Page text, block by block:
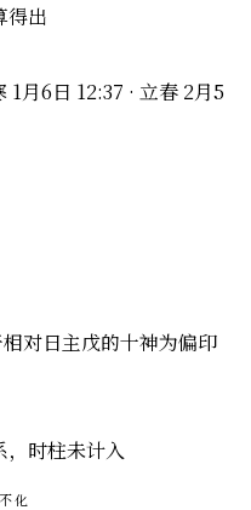
得出
1月6日 12:37 · 立春 2月5
对日主戊的十神为偏印
，时柱未计入
不化